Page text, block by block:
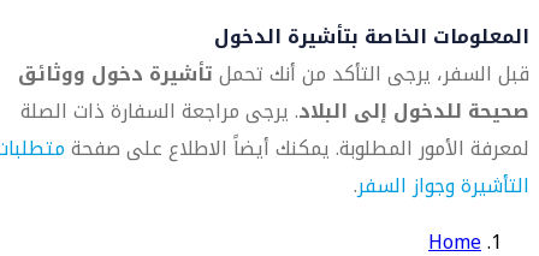
المعلومات الخاصة بتأشيرة الدخول
قبل السفر، يرجى التأكد من أنك تحملتأشيرة دخول ووثائق
صحيحة للدخول إلى البلاد. يرجى مراجعة السفارة ذات الصلة
لمعرفة الأمور المطلوبة. يمكنك أيضاً الاطلاع على صفحة
التأشيرة وجواز السفر.
Home